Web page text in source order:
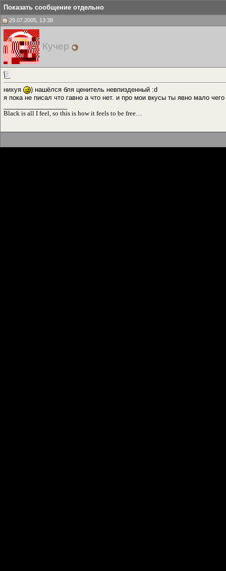
Показать сообщение отдельно
29.07.2005, 13:38
Кучер
нихуя
) нашёлся бля ценитель невпизденный :d
я пока не писал что гавно а что нет. и про мои вкусы ты явно мало
Black is all I feel, so this is how it feels to be free…